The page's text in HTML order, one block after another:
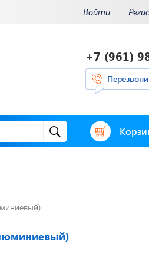
Войти
+7 (961)
вопросы